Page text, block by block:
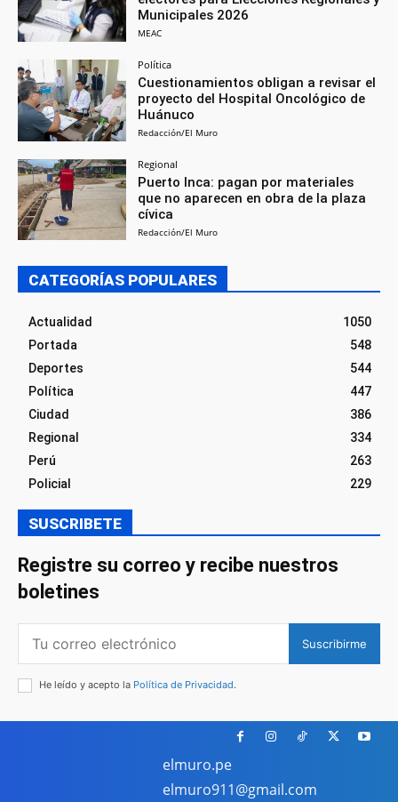
Municipales 2026
MEAC
Política
Cuestionamientos obligan a revisar el
proyecto del Hospital Oncológico de
Huánuco
Redacción/El Muro
Regional
Puerto Inca: pagan por materiales
que no aparecen en obra de la plaza
cívica
Redacción/El Muro
CATEGORÍAS POPULARES
Actualidad
1050
Portada
548
Deportes
544
Política
447
Ciudad
386
Regional
334
Perú
263
Policial
229
SUSCRIBETE
Registre su correo y recibe nuestros
boletines
Suscribirme
He leído y acepto la Política de Privacidad.
elmuro.pe
elmuro911@gmail.com